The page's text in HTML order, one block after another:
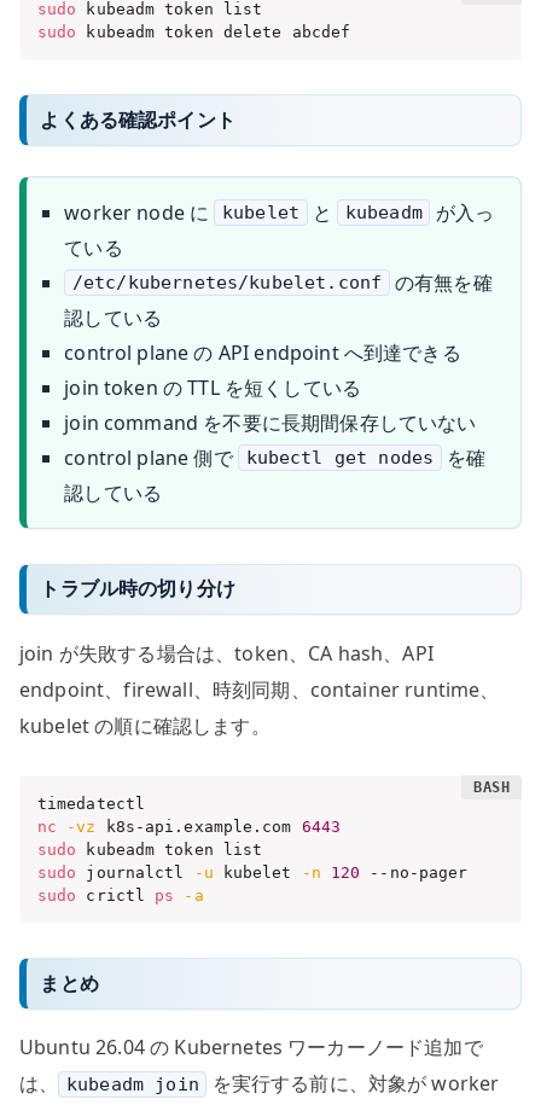
sudo
sudo kubeadm token delete abcdef
よくある確認ポイント
worker node に kubelet と kubeadm
が入っ
ている
/etc/kubernetes/kubelet.conf
の有無を確
認している
control plane の API endpoint へ到達できる
join token の TTL を短くしている
join command を不要に長期間保存していない
control plane 側で
kubectl get nodes
を確
認している
トラブル時の切り分け
join が失敗する場合は、token、CA hash、API
endpoint、firewall、時刻同期、container runtime、
kubelet の順に確認します。
nc
-vz k8s-api.example.com 6443
sudo
sudo journalctl -u kubelet -n 120
sudo crictl ps -a
まとめ
Ubuntu 26.04 の Kubernetes ワーカーノード追加で
は、
kubeadm join
を実行する前に、対象が worker